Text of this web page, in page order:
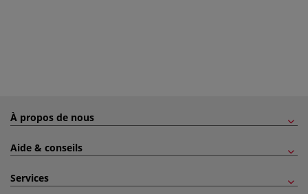
À propos de nous
Aide & conseils
Services